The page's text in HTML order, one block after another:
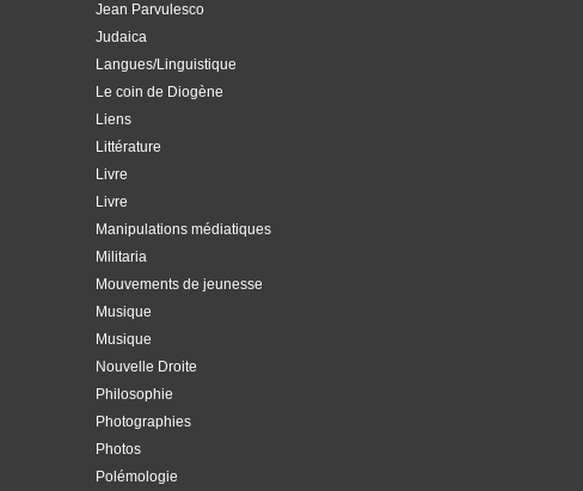
Jean Parvulesco
Judaica
Langues/Linguistique
Le coin de Diogène
Liens
Littérature
Livre
Livre
Manipulations médiatiques
Militaria
Mouvements de jeunesse
Musique
Musique
Nouvelle Droite
Philosophie
Photographies
Photos
Polémologie